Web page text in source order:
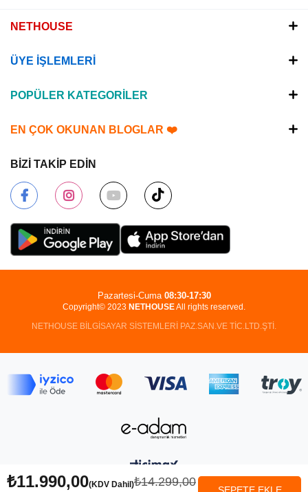
₺14.299,00
₺11.990,00(KDV Dahil)
NETHOUSE
ÜYE İŞLEMLERİ
POPÜLER KATEGORİLER
EN ÇOK OKUNAN BLOGLAR ❤️
BİZİ TAKİP EDİN
Copyright© 2023 NETHOUSEAll rights reserved.
NETHOUSE BİLGİSAYAR SİSTEMLERİ PAZ.SAN.VE TİC.LTD.ŞTİ.
Pazartesi-Cuma 08:30-17:30